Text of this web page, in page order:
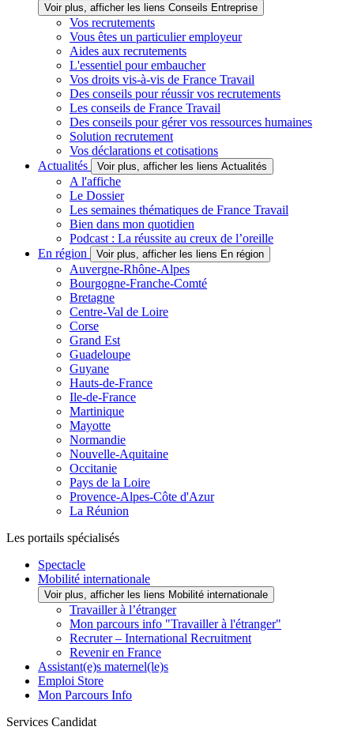
Voir plus, afficher les liens Conseils Entreprise
Vos recrutements
Vous êtes un particulier employeur
Aides aux recrutements
L'essentiel pour embaucher
Vos droits vis-à-vis de France Travail
Des conseils pour réussir vos recrutements
Les conseils de France Travail
Des conseils pour gérer vos ressources humaines
Solution recrutement
Vos déclarations et cotisations
Actualités
Voir plus, afficher les liens Actualités
A l'affiche
Le Dossier
Les semaines thématiques de France Travail
Bien dans mon quotidien
Podcast : La réussite au creux de l’oreille
En région
Voir plus, afficher les liens En région
Auvergne-Rhône-Alpes
Bourgogne-Franche-Comté
Bretagne
Centre-Val de Loire
Corse
Grand Est
Guadeloupe
Guyane
Hauts-de-France
Ile-de-France
Martinique
Mayotte
Normandie
Nouvelle-Aquitaine
Occitanie
Pays de la Loire
Provence-Alpes-Côte d'Azur
La Réunion
Les portails spécialisés
Spectacle
Mobilité internationale
Voir plus, afficher les liens Mobilité internationale
Travailler à l’étranger
Mon parcours info "Travailler à l'étranger"
Recruter – International Recruitment
Revenir en France
Assistant(e)s maternel(le)s
Emploi Store
Mon Parcours Info
Services Candidat